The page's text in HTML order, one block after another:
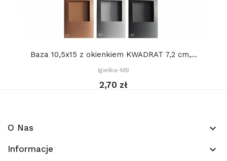
Baza 10,5x15 z okienkiem KWADRAT 7,2 cm,...
Igiełka-MB
2,70 zł
O Nas keyboard_arrow_down
Informacje keyboard_arrow_down